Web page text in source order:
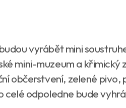
vyrábět mini
mini-muzeum a
občerstvení, zelené
celé odpoledne bude